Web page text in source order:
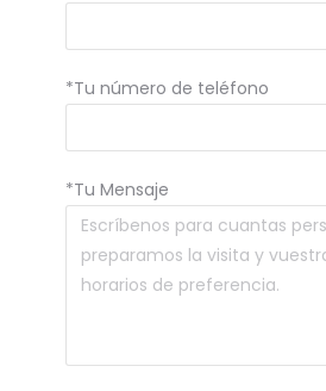
*Tu número de teléfono
*Tu Mensaje